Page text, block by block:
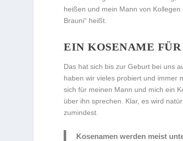
heißen und mein Mann von Kollegen
Brauni“ heißt.
EIN KOSENAME
Das hat sich bis zur Geburt bei uns
haben wir vieles probiert und immer
sich für meinen Mann und mich ein
über ihn sprechen. Klar, es wird
zumindest.
Kosenamen werden meist